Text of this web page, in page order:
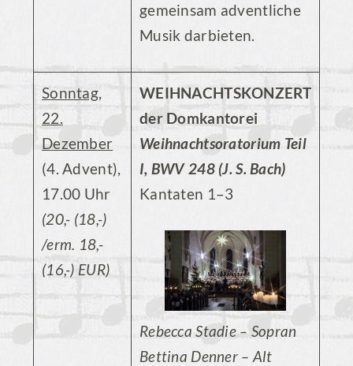
gemeinsam adventliche
Musik darbieten.
Sonntag,
22.
Dezember
(4. Advent),
17.00 Uhr
(20,- (18,-)
/erm. 18,-
(16,-) EUR)
WEIHNACHTSKONZERT
der Domkantorei
Weihnachtsoratorium Teil
I, BWV 248 (J. S. Bach)
Kantaten 1–3
Rebecca Stadie – Sopran
Bettina Denner – Alt